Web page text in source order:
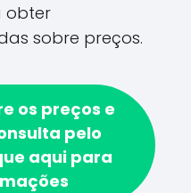
obter
sobre preços.
os preços e
pelo
aqui para